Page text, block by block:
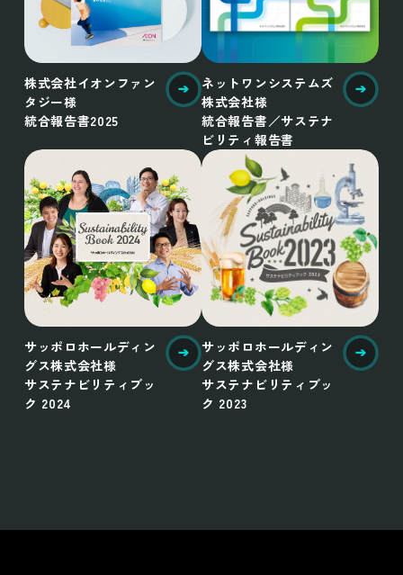
株式会社イオンファン
タジー様
統合報告書2025
ネットワンシステムズ
株式会社様
統合報告書／サステナ
ビリティ報告書
サッポロホールディン
グス株式会社様
サステナビリティブッ
ク 2024
サッポロホールディン
グス株式会社様
サステナビリティブッ
ク 2023